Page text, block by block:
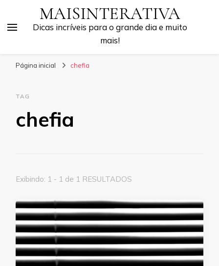
MAISINTERATIVA
Dicas incríveis para o grande dia e muito
mais!
Página inicial chefia
TAG
chefia
Exibindo: 1 - 1 de 1 RESULTADOS